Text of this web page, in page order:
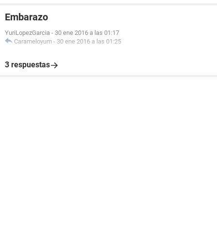
Embarazo
YuriLopezGarcia - 30 ene 2016 a las 01:17
Carameloyum - 30 ene 2016 a las 01:25
3 respuestas